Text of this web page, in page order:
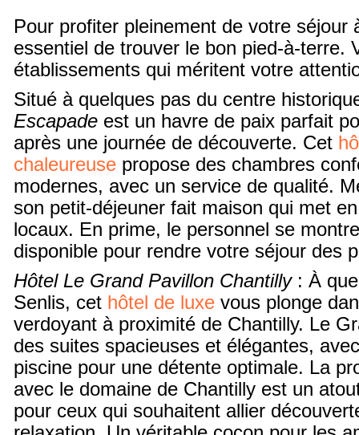
Pour profiter pleinement de votre séjour
essentiel de trouver le bon pied-à-terre.
établissements qui méritent votre
Situé à quelques pas du centre
Escapade est un havre de paix parfait
après une journée de découverte. Cet
chaleureuse propose des chambres
modernes, avec un service de qualité.
son petit-déjeuner fait maison qui met
locaux. En prime, le personnel se
disponible pour rendre votre séjour des
Hôtel Le Grand Pavillon Chantilly: À
Senlis, cet hôtel de luxe vous plonge
verdoyant à proximité de Chantilly. Le
des suites spacieuses et élégantes,
piscine pour une détente optimale. La
avec le domaine de Chantilly est un
pour ceux qui souhaitent allier